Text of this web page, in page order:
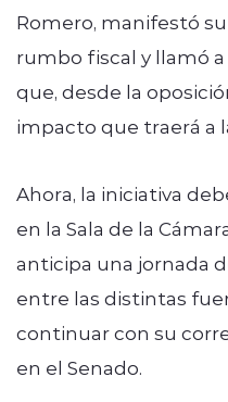
Romero, manifestó
rumbo fiscal y llamó
que, desde la
impacto que traerá a
Ahora, la iniciativa
en la Sala de la
anticipa una jornada
entre las distintas
continuar con su
en el Senado.